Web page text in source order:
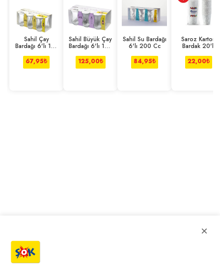
Sahil Çay
Bardağı 6'lı 110
67,95₺
Sahil Büyük Çay
Bardağı 6'lı 165
125,00₺
Sahil Su Bardağı
6'lı 200 Cc
84,95₺
Saroz Karton
Bardak 20'li
22,00₺
×